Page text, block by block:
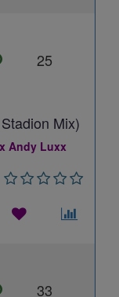
25
Mix)
Andy Luxx
33